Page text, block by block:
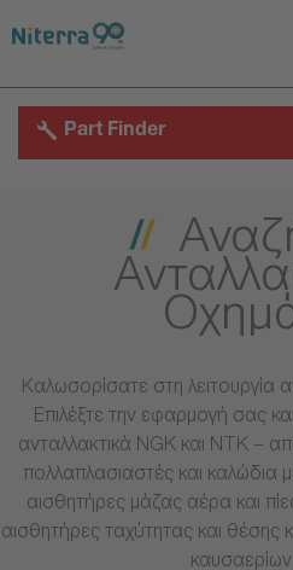
to
to
to
Part Finder
Καλωσορίσατε στη λειτουργία
Επιλέξτε την εφαρμογή σας
ανταλλακτικά NGK και NTK –
πολλαπλασιαστές και καλώδια
αισθητήρες μάζας αέρα και
αισθητήρες ταχύτητας και θέσης